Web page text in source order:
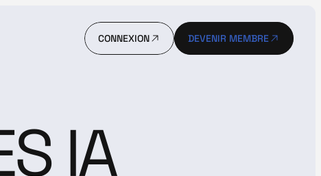
CONNEXION
DEVENIR MEMBRE
IA